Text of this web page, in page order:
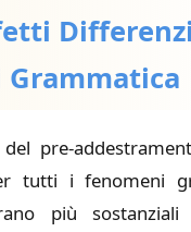
Grammatica
pre-
tutti i fenomeni
più